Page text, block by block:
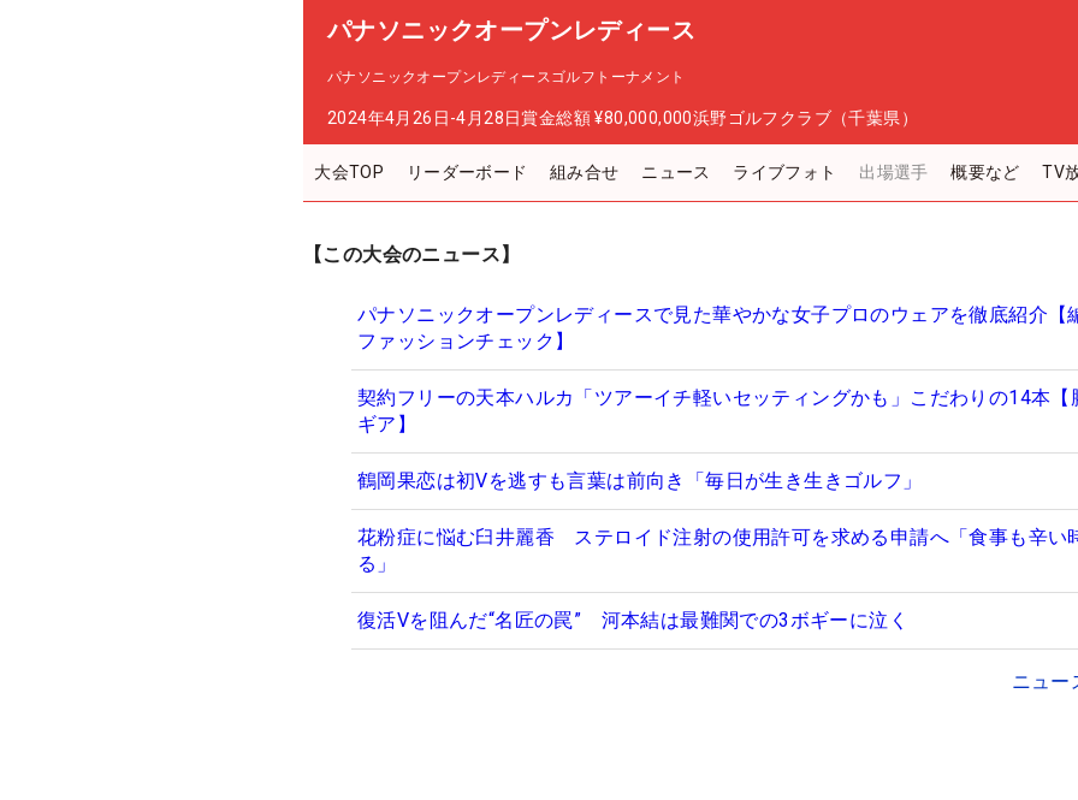
パナソニックオープンレディース
パナソニックオープンレディースゴルフトーナメント
2024年4月26日-4月28日賞金総額 ¥80,000,000浜野ゴルフクラブ（千葉県）
大会TOP リーダーボード 組み合せ ニュース ライブフォト 出場選手 概要など TV
【この大会のニュース】
パナソニックオープンレディースで見た華やかな女子プロのウェアを徹底紹介【
ファッションチェック】
契約フリーの天本ハルカ「ツアーイチ軽いセッティングかも」こだわりの14本【
ギア】
鶴岡果恋は初Vを逃すも言葉は前向き「毎日が生き生きゴルフ」
花粉症に悩む臼井麗香 ステロイド注射の使用許可を求める申請へ「食事も辛い
る」
復活Vを阻んだ“名匠の罠” 河本結は最難関での3ボギーに泣く
ニュー